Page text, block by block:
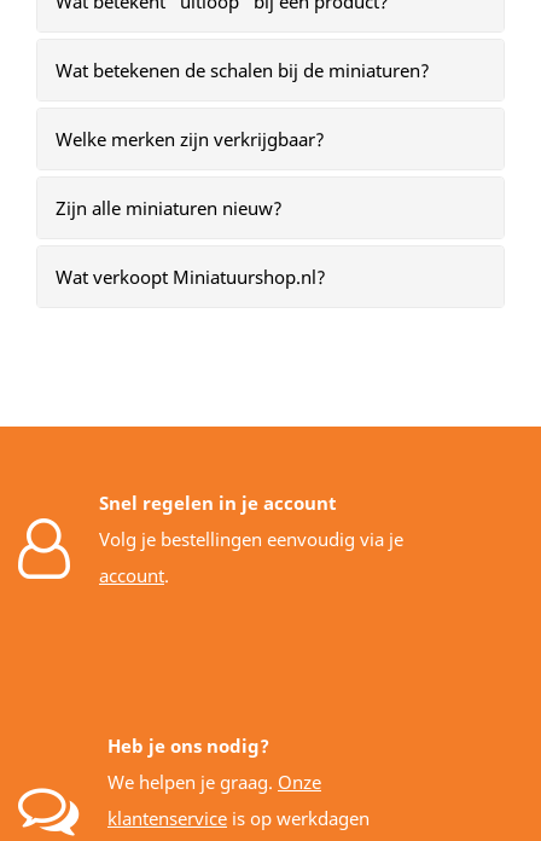
Wat betekenen de schalen bij de miniaturen?
Welke merken zijn verkrijgbaar?
Zijn alle miniaturen nieuw?
Wat verkoopt Miniatuurshop.nl?
Snel regelen in je account
Volg je bestellingen eenvoudig via je
account.
Heb je ons nodig?
We helpen je graag. Onze
klantenservice is op werkdagen